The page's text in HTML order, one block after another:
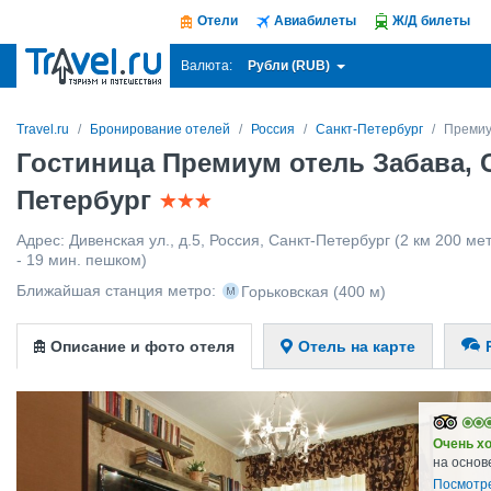
Отели Авиабилеты Ж/Д билеты
Валюта: Рубли (RUB)
Travel.ru Бронирование отелей Россия Санкт-Петербург
Гостиница Премиум отель Забава,
Петербург
Адрес: Дивенская ул., д.5 Россия Санкт-Петербург (2 км 200
- 19 мин. пешком)
Ближайшая станция метро:
Горьковская (400 м)
Описание и фото отеля Отель на карте
Очень
на